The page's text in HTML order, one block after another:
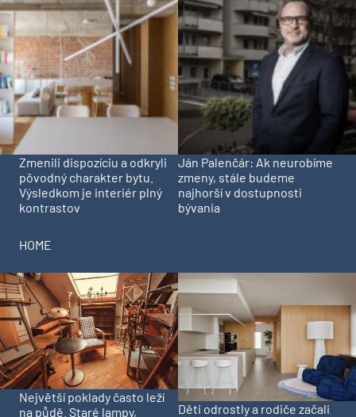
Zmenili dispozíciu a odkryli
pôvodný charakter bytu.
Výsledkom je interiér plný
kontrastov
Ján Palenčár: Ak neurobíme
zmeny, stále budeme
najhorší v dostupnosti
bývania
HOME
Největší poklady často leží
na půdě. Staré lampy,
Děti odrostly a rodiče začali